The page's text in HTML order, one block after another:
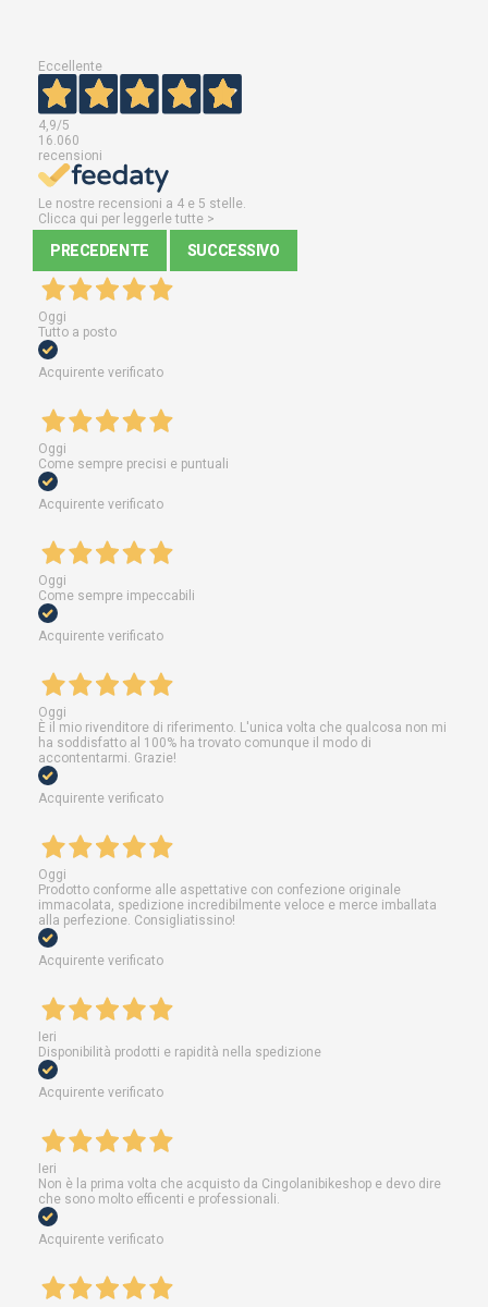
Eccellente
4,9/5
16.060
recensioni
Le nostre recensioni a 4 e 5 stelle.
Clicca qui per leggerle tutte >
PRECEDENTE SUCCESSIVO
Oggi
Tutto a posto
Acquirente verificato
Oggi
Come sempre precisi e puntuali
Acquirente verificato
Oggi
Come sempre impeccabili
Acquirente verificato
Oggi
È il mio rivenditore di riferimento. L'unica volta che qualcosa non mi
ha soddisfatto al 100% ha trovato comunque il modo di
accontentarmi. Grazie!
Acquirente verificato
Oggi
Prodotto conforme alle aspettative con confezione originale
immacolata, spedizione incredibilmente veloce e merce imballata
alla perfezione. Consigliatissino!
Acquirente verificato
Ieri
Disponibilità prodotti e rapidità nella spedizione
Acquirente verificato
Ieri
Non è la prima volta che acquisto da Cingolanibikeshop e devo dire
che sono molto efficenti e professionali.
Acquirente verificato